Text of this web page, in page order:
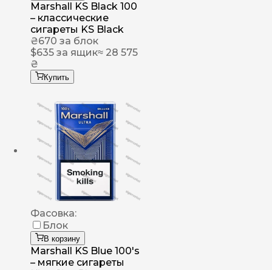
Marshall KS Black 100
– классические
сигареты KS Black
₴670 за блок
$635 за ящик≈ 28 575
₴
Купить
Фасовка:
Блок
В корзину
Marshall KS Blue 100's
– мягкие сигареты